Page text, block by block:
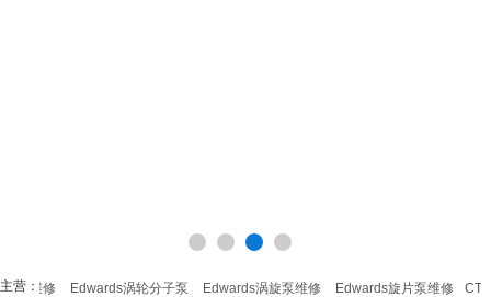
主营： CTI
泵维修 Edwards涡轮分子泵 Edwards涡旋泵维修 Edwards旋片泵维修